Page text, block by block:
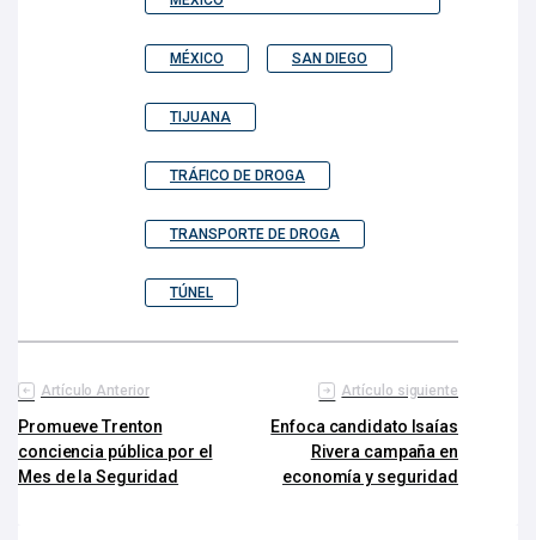
MÉXICO SAN DIEGO
TIJUANA
TRÁFICO DE DROGA
TRANSPORTE DE DROGA
TÚNEL
Artículo Anterior
Promueve Trenton
conciencia pública por el
Mes de la Seguridad
Artículo siguiente
Enfoca candidato Isaías
Rivera campaña en
economía y seguridad